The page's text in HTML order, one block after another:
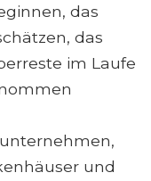
das
das
im Laufe
und